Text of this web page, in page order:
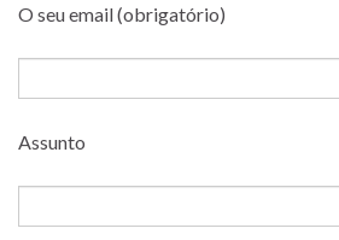
O seu email (obrigatório)
Assunto